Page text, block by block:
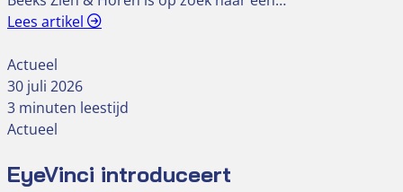
Lees artikel
Actueel
30 juli 2026
3 minuten leestijd
Actueel
EyeVinci introduceert